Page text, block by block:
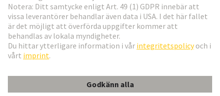
Sverige
© Teknologi-koncernen HARTING